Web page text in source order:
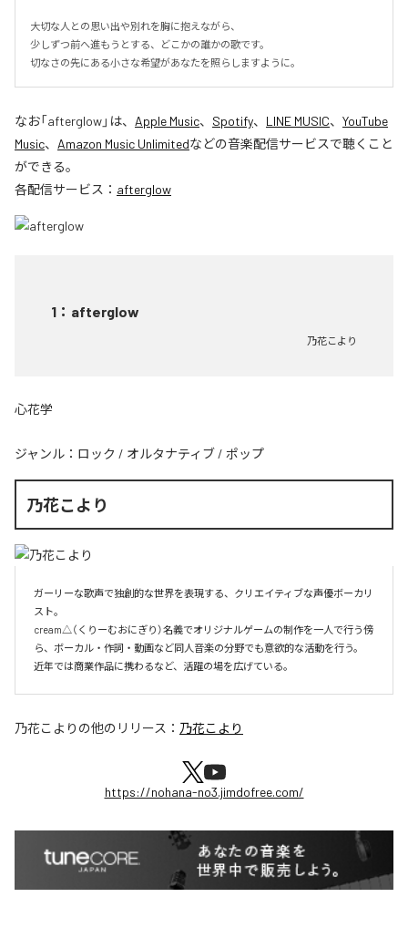
大切な人との思い出や別れを胸に抱えながら、
少しずつ前へ進もうとする、どこかの誰かの歌です。
切なさの先にある小さな希望があなたを照らしますように。
なお「afterglow」は、 Apple Music、 Spotify、 LINE MUSIC、 YouTube
Music、 Amazon Music Unlimitedなどの音楽配信サービスで聴くこと
ができる。
各配信サービス： afterglow
1 ： afterglow
乃花こより
心花学
ジャンル： ロック / オルタナティブ / ポップ
乃花こより
ガーリーな歌声で独創的な世界を表現する、クリエイティブな声優ボーカリ
スト。
cream△（くりーむおにぎり）名義でオリジナルゲームの制作を一人で行う傍
ら、ボーカル・作詞・動画など同人音楽の分野でも意欲的な活動を行う。
近年では商業作品に携わるなど、活躍の場を広げている。
乃花こより の他のリリース： 乃花こより
https://nohana-no3.jimdofree.com/